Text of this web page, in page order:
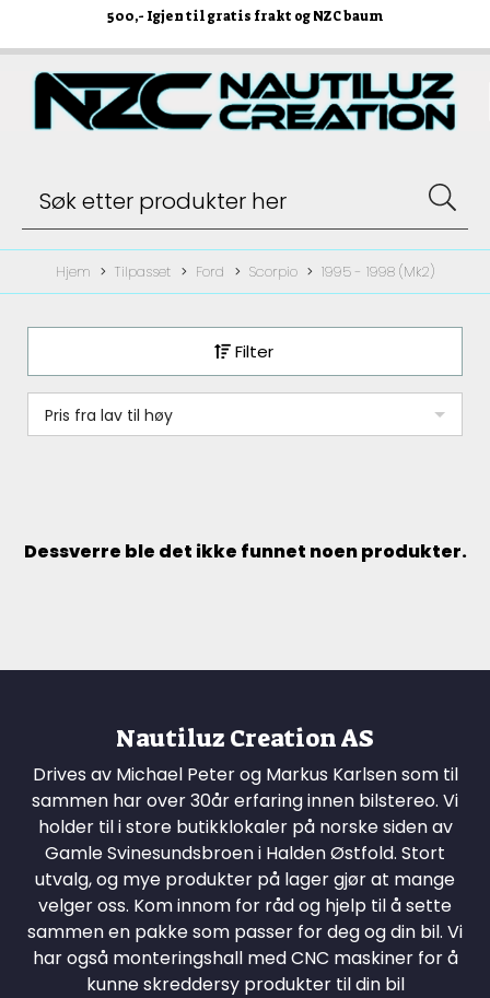
500,- Igjen til gratis frakt og NZC baum
Hjem Tilpasset Ford Scorpio 1995 - 1998 (Mk2)
Filter
Pris fra lav til høy
Dessverre ble det ikke funnet noen produkter.
Nautiluz Creation AS
Drives av Michael Peter og Markus Karlsen som til
sammen har over 30år erfaring innen bilstereo. Vi
holder til i store butikklokaler på norske siden av
Gamle Svinesundsbroen i Halden Østfold. Stort
utvalg, og mye produkter på lager gjør at mange
velger oss. Kom innom for råd og hjelp til å sette
sammen en pakke som passer for deg og din bil. Vi
har også monteringshall med CNC maskiner for å
kunne skreddersy produkter til din bil